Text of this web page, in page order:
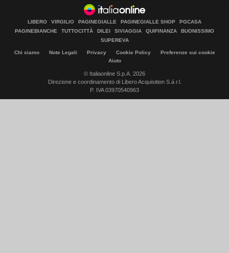
LIBERO VIRGILIO PAGINEGIALLE PAGINEGIALLE SHOP
PGCASA
PAGINEBIANCHE
TUTTOCITTÀ DILEI SIVIAGGIA QUIFINANZA
BUONISSIMO
SUPEREVA
Chi siamo Note Legali Privacy Cookie Policy
Preferenze sui cookie
Aiuto
© Italiaonline S.p.A. 2026
Direzione e coordinamento di Libero Acquisition S.á r.l.
P. IVA 03970540963